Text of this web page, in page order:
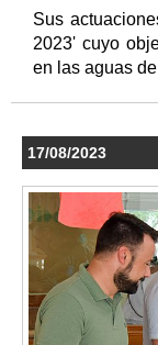
Sus
2023' cuyo
en las aguas
17/08/2023